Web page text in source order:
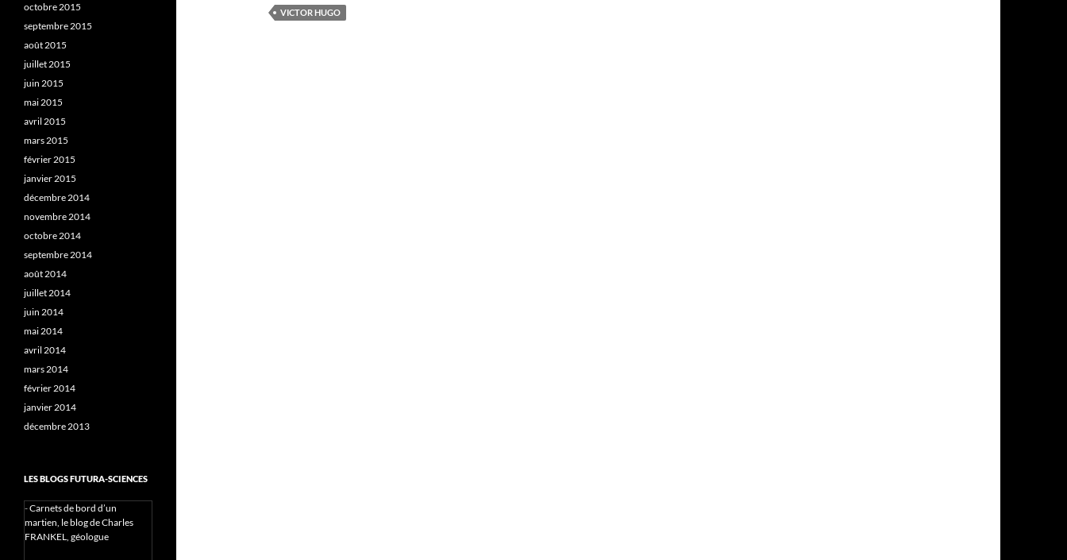
VICTOR HUGO
octobre 2015
septembre 2015
août 2015
juillet 2015
juin 2015
mai 2015
avril 2015
mars 2015
février 2015
janvier 2015
décembre 2014
novembre 2014
octobre 2014
septembre 2014
août 2014
juillet 2014
juin 2014
mai 2014
avril 2014
mars 2014
février 2014
janvier 2014
décembre 2013
LES BLOGS FUTURA-SCIENCES
-Carnets de bord d’un
martien, le blog de Charles
FRANKEL, géologue